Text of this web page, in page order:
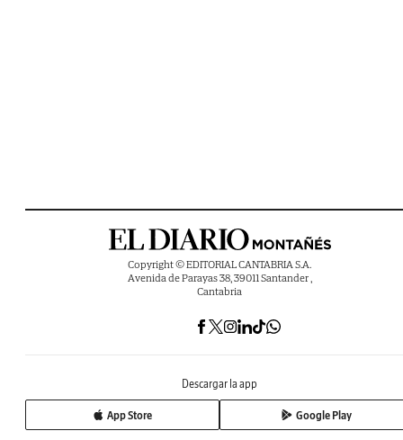
Copyright © EDITORIAL CANTABRIA S.A.
Avenida de Parayas 38, 39011 Santander ,
Cantabria
Descargar la app
App Store Google Play